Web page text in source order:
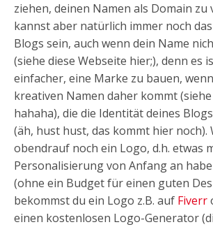
ziehen, deinen Namen als Domain zu
kannst aber natürlich immer noch
Blogs sein, auch wenn dein Name
(siehe diese Webseite hier;), denn es
einfacher, eine Marke zu bauen,
kreativen Namen daher kommt
hahaha), die die Identität deines
(äh, hust hust, das kommt hier noch).
obendrauf noch ein Logo, d.h. etwas
Personalisierung von Anfang an
(ohne ein Budget für einen guten
bekommst du ein Logo z.B. auf Fiverr
einen kostenlosen Logo-Generator